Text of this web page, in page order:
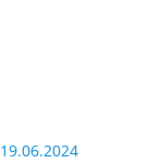
19.06.2024